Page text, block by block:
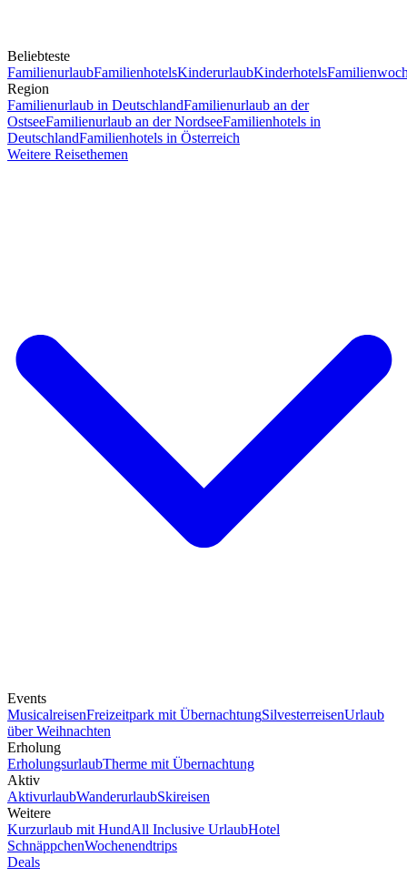
Beliebteste
FamilienurlaubFamilienhotelsKinderurlaubKinderhotels
Region
Familienurlaub in DeutschlandFamilienurlaub an der
OstseeFamilienurlaub an der NordseeFamilienhotels in
DeutschlandFamilienhotels in Österreich
Weitere Reisethemen
Events
MusicalreisenFreizeitpark mit ÜbernachtungSilvesterreisenUrlaub
über Weihnachten
Erholung
ErholungsurlaubTherme mit Übernachtung
Aktiv
AktivurlaubWanderurlaubSkireisen
Weitere
Kurzurlaub mit HundAll Inclusive UrlaubHotel
SchnäppchenWochenendtrips
Deals